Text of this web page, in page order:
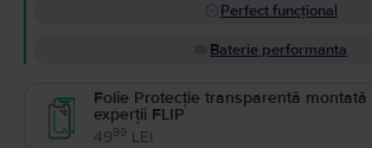
Perfect funcțional
Baterie performanta
Folie Protecție transparentă montată
experții FLIP
4999 LEI